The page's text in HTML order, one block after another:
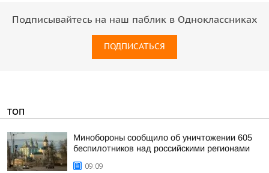
Подписывайтесь на наш паблик в Одноклассниках
ПОДПИСАТЬСЯ
ТОП
Минобороны сообщило об уничтожении 605
беспилотников над российскими регионами
09:09